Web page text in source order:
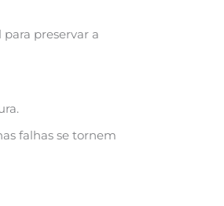
preservar a
falhas se tornem